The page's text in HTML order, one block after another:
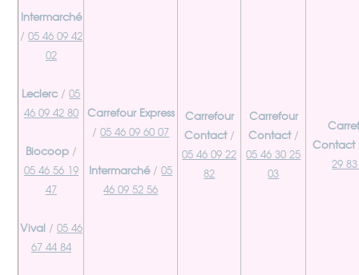
Intermarché
/ 05 46 09 42
02
Leclerc/05
46 09 42 80
Biocoop/
05 46 56 19
47
Vival / 05 46
67 44 84
Carrefour Express
/05 46 09 60 07
Intermarché /05
46 09 52 56
Carrefour
Contact /
05 46 09 22
82
Carrefour
Contact/
05 46 30 25
03
Contact
29